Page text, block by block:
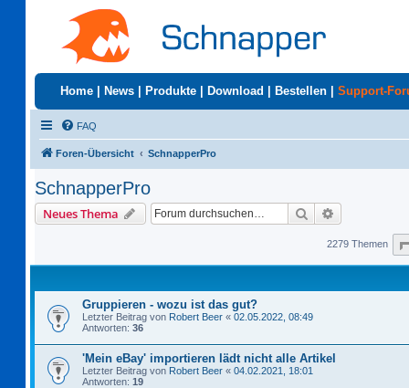
Home News Produkte Download Bestellen Support-
FAQ
Foren-Übersicht SchnapperPro
SchnapperPro
Neues Thema Suche
2279 Themen
Gruppieren - wozu ist das gut?
Letzter Beitrag von Robert Beer « 02.05.2022, 08:49
Antworten: 36
'Mein eBay' importieren lädt nicht alle Artikel
Letzter Beitrag von Robert Beer « 04.02.2021, 18:01
Antworten: 19